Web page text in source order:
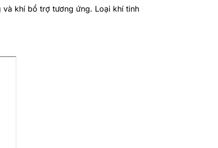
khí bổ trợ tương ứng. Loại khí tinh